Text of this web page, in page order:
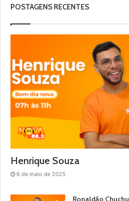
POSTAGENS RECENTES
Henrique Souza
6 de maio de 2025
Ronaldão Chuchu